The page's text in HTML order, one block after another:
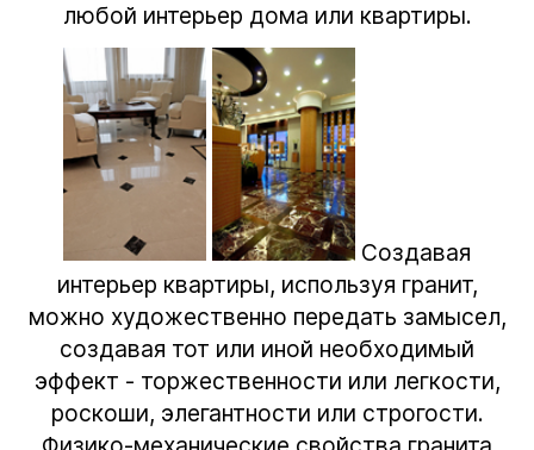
любой интерьер дома или квартиры.
Создавая
интерьер квартиры, используя гранит,
можно художественно передать замысел,
создавая тот или иной необходимый
эффект - торжественности или легкости,
роскоши, элегантности или строгости.